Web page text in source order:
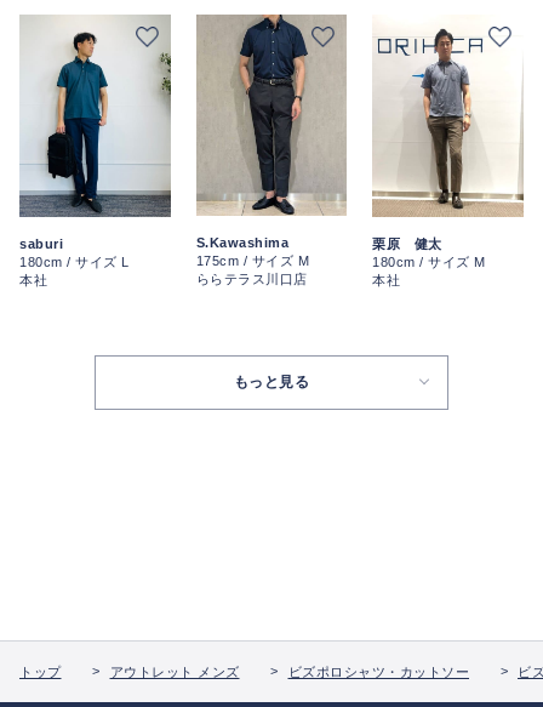
saburi
180cm / サイズ L
本社
S.Kawashima
175cm / サイズ M
ららテラス川口店
栗原 健太
180cm / サイズ M
本社
もっと見る
トップ アウトレット メンズ ビズポロシャツ・カットソー ビ